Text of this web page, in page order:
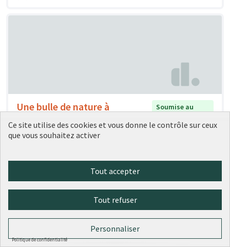
Une bulle de nature à
Bellecour
Soumise au
Laurie Martot
6 0
Refaire la place Bellecour
Ce site utilise des cookies et vous donne le contrôle sur ceux
que vous souhaitez activer
Tout accepter
Tout refuser
Personnaliser
Politique de confidentialité